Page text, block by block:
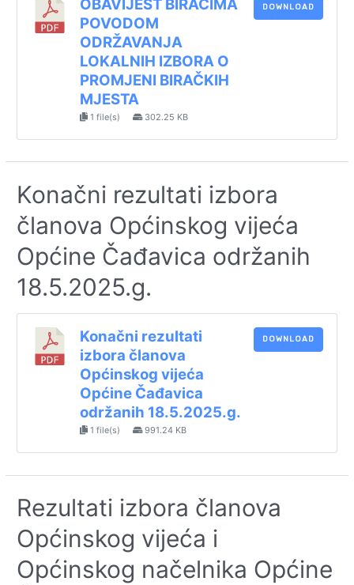
OBAVIJEST BIRAČIMA
POVODOM
ODRŽAVANJA
LOKALNIH IZBORA O
PROMJENI BIRAČKIH
MJESTA
1 file(s) 302.25 KB
DOWNLOAD
Konačni rezultati izbora
članova Općinskog vijeća
Općine Čađavica održanih
18.5.2025.g.
Konačni rezultati
izbora članova
Općinskog vijeća
Općine Čađavica
održanih 18.5.2025.g.
1 file(s) 991.24 KB
DOWNLOAD
Rezultati izbora članova
Općinskog vijeća i
Općinskog načelnika Općine